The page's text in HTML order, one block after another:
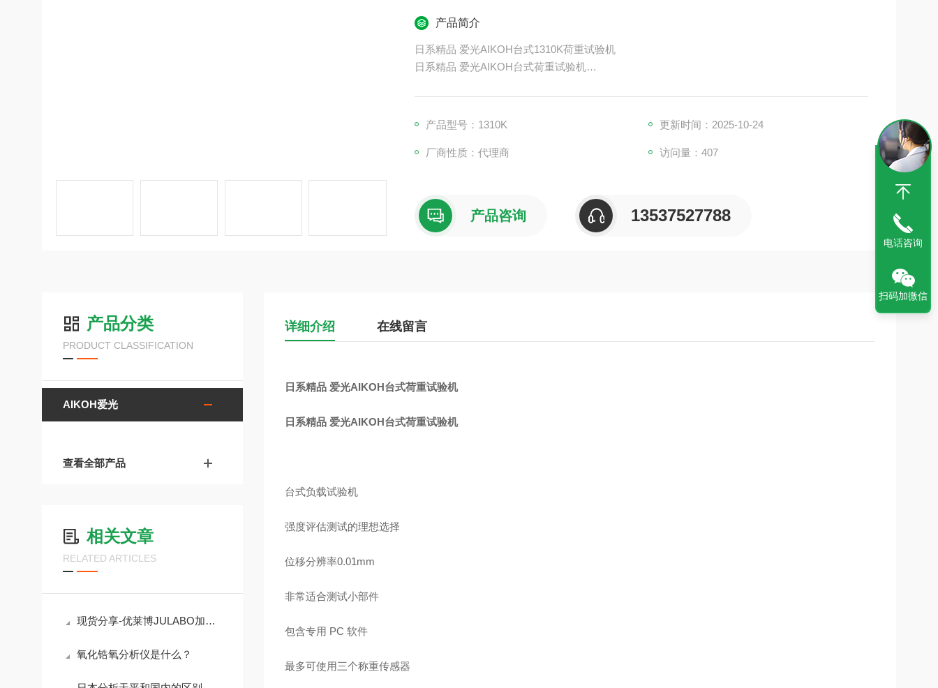
产品简介
日系精品 爱光AIKOH台式1310K荷重试验机
日系精品 爱光AIKOH台式荷重试验机
位移分辨率0.01mm
包含专用 PC 软件
产品型号：1310K 更新时间：2025-10-24
厂商性质：代理商 访问量：407
产品咨询 13537527788
产品分类
PRODUCT CLASSIFICATION
AIKOH爱光
查看全部产品
相关文章
RELATED ARTICLES
现货分享-优莱博JULABO加热制冷恒温循环浴槽CD-600F
氧化锆氧分析仪是什么？
详细介绍 在线留言
日系精品 爱光AIKOH台式荷重试验机
日系精品 爱光AIKOH台式荷重试验机
台式负载试验机
强度评估测试的理想选择
位移分辨率0.01mm
非常适合测试小部件
包含专用 PC 软件
最多可使用三个称重传感器
电话咨询
扫码加微信